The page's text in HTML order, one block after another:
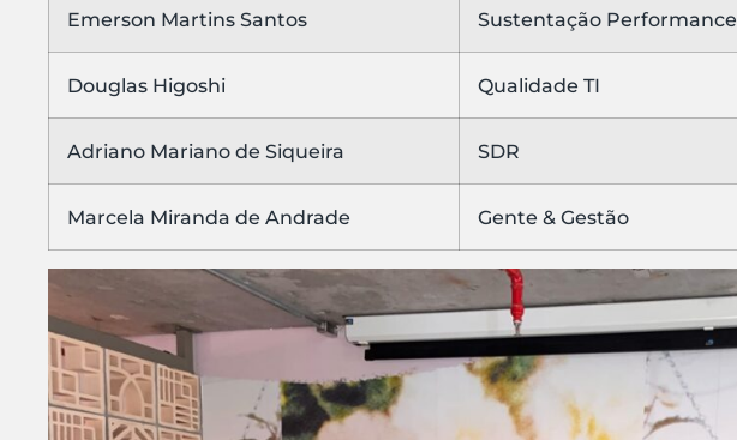
Emerson Martins Santos Sustentação Performance
Douglas Higoshi Qualidade TI
Adriano Mariano de Siqueira SDR
Marcela Miranda de Andrade Gente & Gestão